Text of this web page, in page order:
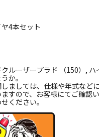
4本セット
クルーザープラド （150）,
か。
ましては、仕様や年式など
すので、お客様にてご確認
ください。